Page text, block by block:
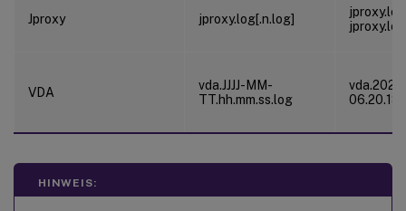
Jproxy jproxy.log[.n.log]
VDA
vda.JJJJ-MM-
TT.hh.mm.ss.log
HINWEIS: